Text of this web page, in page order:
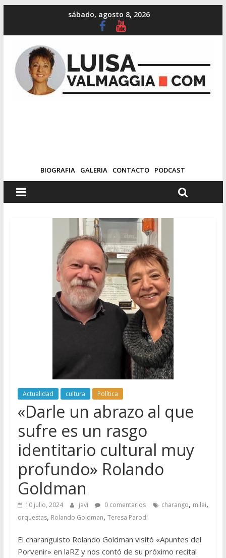
sábado, agosto 8, 2026
BIOGRAFIA GALERIA CONTACTO PODCAST
Actualidad cultura Política
«Darle un abrazo al que
sufre es un rasgo
identitario cultural muy
profundo» Rolando
Goldman
10 julio, 2024 javi 0 comentarios charango, milei,
orquestas, Rolando Goldman, Teresa Parodi
El charanguisto Rolando Goldman visitó «Apuntes del
Porvenir» en laRZ y nos contó de su próximo recital